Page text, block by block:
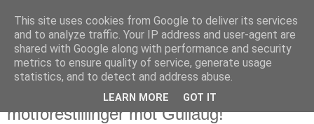
Politikus
mandag 12. januar 2009
NRK Buskerud refererer
motforestillinger mot Gullaug!
This site uses cookies from Google to deliver its services
and to analyze traffic. Your IP address and user-agent are
shared with Google along with performance and security
metrics to ensure quality of service, generate usage
statistics, and to detect and address abuse.
LEARN MORE GOT IT